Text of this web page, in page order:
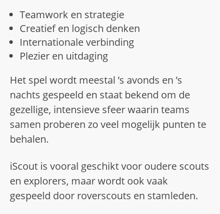
Teamwork en strategie
Creatief en logisch denken
Internationale verbinding
Plezier en uitdaging
Het spel wordt meestal ’s avonds en ’s
nachts gespeeld en staat bekend om de
gezellige, intensieve sfeer waarin teams
samen proberen zo veel mogelijk punten te
behalen.
iScout is vooral geschikt voor oudere scouts
en explorers, maar wordt ook vaak
gespeeld door roverscouts en stamleden.